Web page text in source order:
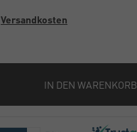
Versandkosten
IN DEN WARENKORB